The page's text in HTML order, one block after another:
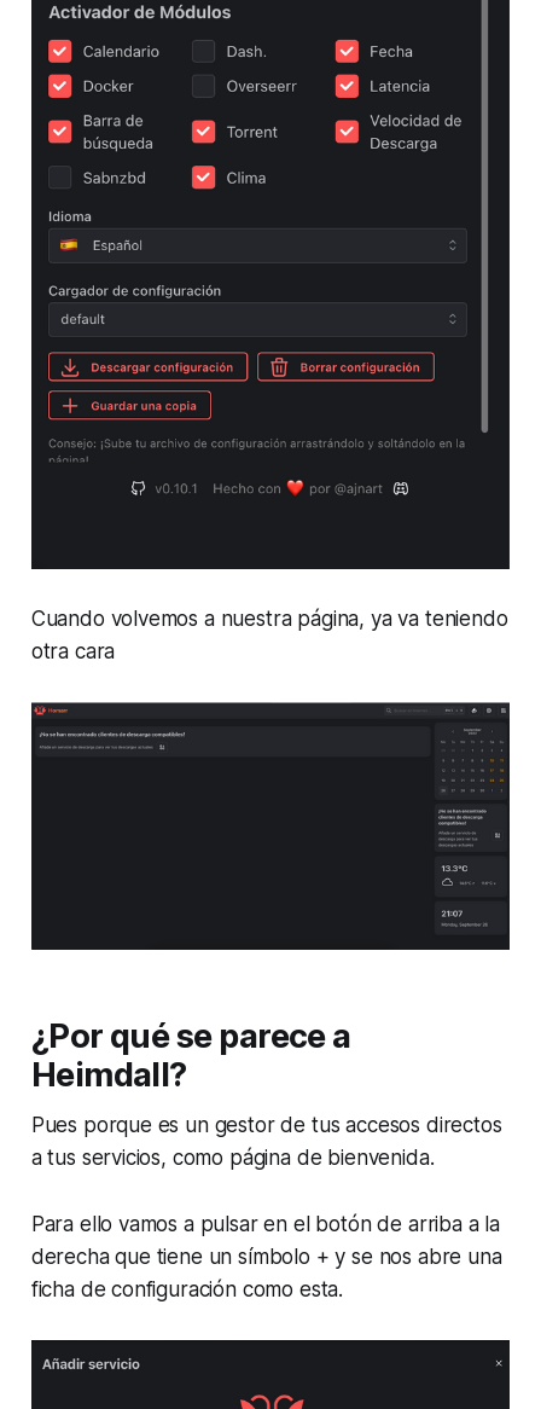
Cuando volvemos a nuestra página, ya va teniendo
otra cara
¿Por qué se parece a
Heimdall?
Pues porque es un gestor de tus accesos directos
a tus servicios, como página de bienvenida.
Para ello vamos a pulsar en el botón de arriba a la
derecha que tiene un símbolo + y se nos abre una
ficha de configuración como esta.